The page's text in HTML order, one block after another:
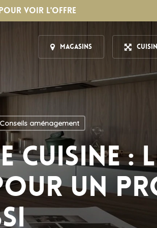
VOIR L'OFFRE
Magasins
Conseils aménagement
cuisine :
un